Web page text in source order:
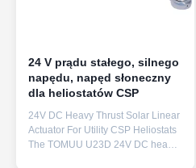
24 V prądu stałego, silnego
napędu, napęd słoneczny
dla heliostatów CSP
24V DC Heavy Thrust Solar Linear
Actuator For Utility CSP Heliostats
The TOMUU U23D 24V DC heavy